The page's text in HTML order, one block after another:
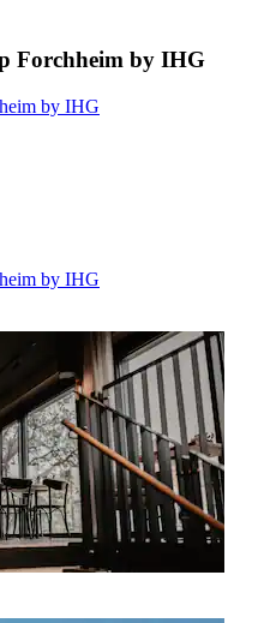
Forchheim by IHG
by IHG
by IHG